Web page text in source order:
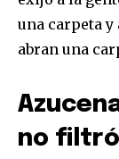
una carpeta
abran una
no